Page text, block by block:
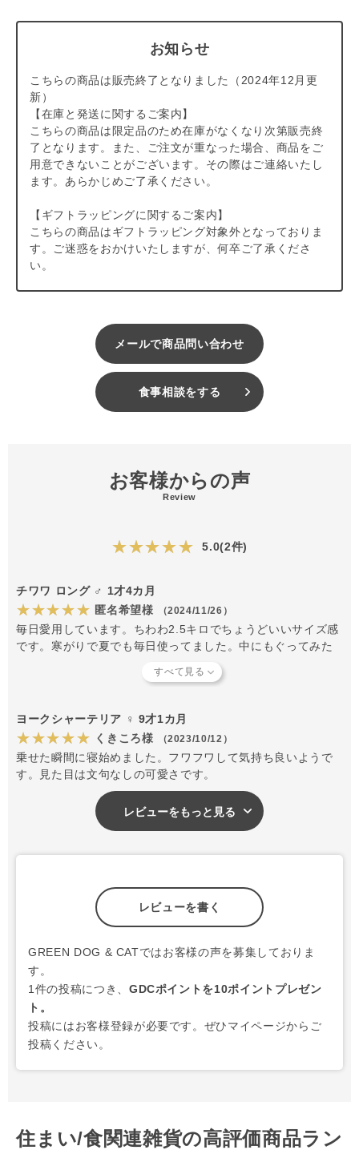
お知らせ
こちらの商品は販売終了となりました（2024年12月更
新）
【在庫と発送に関するご案内】
こちらの商品は限定品のため在庫がなくなり次第販売終
了となります。また、ご注文が重なった場合、商品をご
用意できないことがございます。その際はご連絡いたし
ます。あらかじめご了承ください。
【ギフトラッピングに関するご案内】
こちらの商品はギフトラッピング対象外となっておりま
す。ご迷惑をおかけいたしますが、何卒ご了承くださ
い。
メールで商品問い合わせ
食事相談をする
お客様からの声
Review
★★★★★ 5.0(2件)
チワワ ロング ♂ 1才4カ月
★★★★★ 匿名希望様 （2024/11/26）
毎日愛用しています。ちわわ2.5キロでちょうどいいサイズ感
です。寒がりで夏でも毎日使ってました。中にもぐってみた
んで完全におもちゃです。ちょうど購入してから一年経ちま
新しいのを買ってあげたいです。
ヨークシャーテリア ♀ 9才1カ月
★★★★★ くきころ様 （2023/10/12）
乗せた瞬間に寝始めました。フワフワして気持ち良いようで
す。見た目は文句なしの可愛さです。
レビューをもっと見る
レビューを書く
GREEN DOG & CATではお客様の声を募集しておりま
す。
1件の投稿につき、 GDCポイントを10ポイントプレゼン
ト。
投稿にはお客様登録が必要です。ぜひマイページからご
投稿ください。
住まい/食関連雑貨の高評価商品ラン